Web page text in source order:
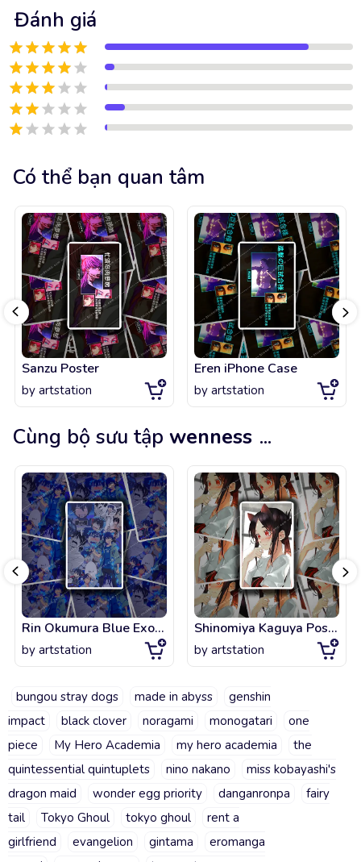
Đánh giá
Có thể bạn quan tâm
Sanzu Poster
by artstation
Eren iPhone Case
by artstation
Cùng bộ sưu tập wenness ...
Rin Okumura Blue Exorcist iPhone Case
by artstation
Shinomiya Kaguya Poster
by artstation
bungou stray dogs made in abyss
genshin
impact
black clover noragami monogatari
one
piece
My Hero Academia my hero academia
the
quintessential quintuplets
nino nakano
miss kobayashi's
dragon maid
wonder egg priority danganronpa
fairy
tail
Tokyo Ghoul tokyo ghoul
rent a
girlfriend
evangelion gintama
eromanga